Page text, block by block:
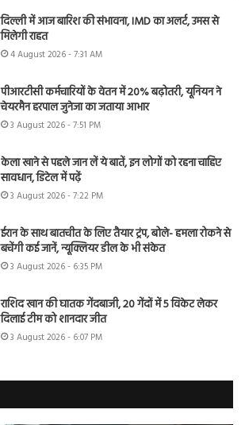
दिल्ली में आज बारिश की संभावना, IMD का अलर्ट, उमस से
मिलेगी राहत
4 August 2026 - 7:31 AM
पीआरटीसी कर्मचारियों के वेतन में 20% बढ़ोतरी, यूनियन ने
चेयरमैन हरपाल जुनेजा का जताया आभार
3 August 2026 - 7:51 PM
केला खाने से पहले जान लें ये बातें, इन लोगों को रहना चाहिए
सावधान, डिटेल में पढ़ें
3 August 2026 - 7:22 PM
ईरान के साथ बातचीत के लिए तैयार ट्रंप, बोले- हमला रोकने से
बचेंगी कई जानें, न्यूक्लियर डील के भी संकेत
3 August 2026 - 6:35 PM
राशिद खान की घातक गेंदबाजी, 20 गेंदों में 5 विकेट लेकर
दिलाई टीम को शानदार जीत
3 August 2026 - 6:07 PM